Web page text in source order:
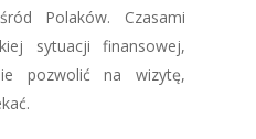
Polaków. Czasami
sytuacji finansowej,
pozwolić na wizytę,